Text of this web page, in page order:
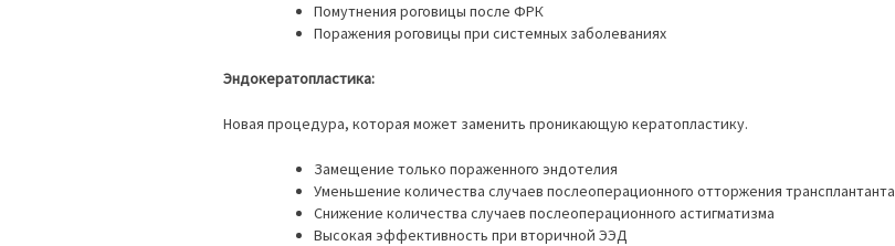
Помутнения роговицы после ФРК
Поражения роговицы при системных заболеваниях
Эндокератопластика:
Новая процедура, которая может заменить проникающую кератопластику.
Замещение только пораженного эндотелия
Уменьшение количества случаев послеоперационного отторжения трансплантанта
Снижение количества случаев послеоперационного астигматизма
Высокая эффективность при вторичной ЭЭД